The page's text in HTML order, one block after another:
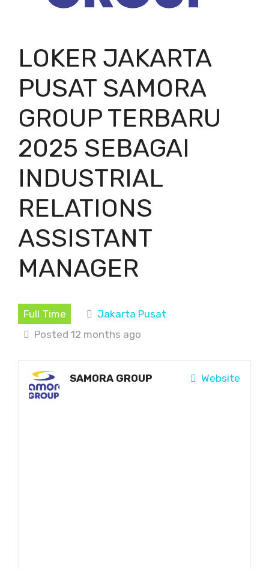
LOKER JAKARTA
PUSAT SAMORA
GROUP TERBARU
2025 SEBAGAI
INDUSTRIAL
RELATIONS
ASSISTANT
MANAGER
Full Time
Jakarta Pusat
Posted 12 months ago
Website
SAMORA GROUP